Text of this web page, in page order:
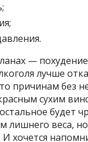
—
лучше
причинам без
сухим
будет
лишнего веса,
хочется